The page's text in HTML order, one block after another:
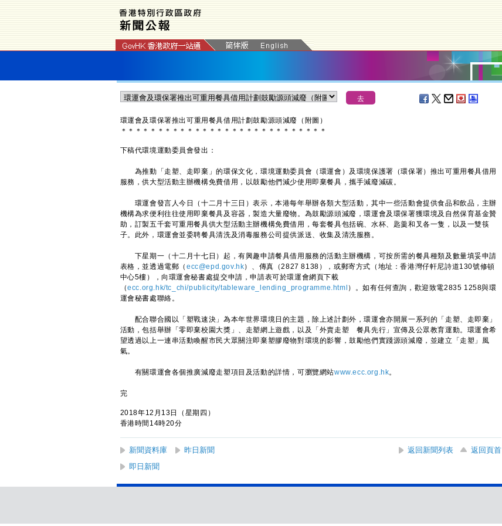
​環運會及環保署推出可重用餐具借用計劃鼓勵源頭減廢（附圖）
＊ ＊ ＊ ＊ ＊ ＊ ＊ ＊ ＊ ＊ ＊ ＊ ＊ ＊ ＊ ＊ ＊ ＊ ＊ ＊ ＊ ＊ ＊ ＊ ＊ ＊ ＊ ＊
下稿代環境運動委員會發出：
為推動「走塑、走即棄」的環保文化，環境運動委員會（環運會）及環境保護署（環保署）推出可重用餐具借用
服務，供大型活動主辦機構免費借用，以鼓勵他們減少使用即棄餐具，攜手減廢減碳。
環運會發言人今日（十二月十三日）表示，本港每年舉辦各類大型活動，其中一些活動會提供食品和飲品，主辦
機構為求便利往往使用即棄餐具及容器，製造大量廢物。為鼓勵源頭減廢，環運會及環保署獲環境及自然保育基金贊
助，訂製五千套可重用餐具供大型活動主辦機構免費借用，每套餐具包括碗、水杯、匙羹和叉各一隻，以及一雙筷
子。此外，環運會並委聘餐具清洗及消毒服務公司提供派送、收集及清洗服務。
下星期一（十二月十七日）起，有興趣申請餐具借用服務的活動主辦機構，可按所需的餐具種類及數量填妥申請
表格，並透過電郵（ ecc@epd.gov.hk）、傳真（2827 8138），或郵寄方式（地址：香港灣仔軒尼詩道130號修頓
中心5樓），向環運會秘書處提交申請，申請表可於環運會網頁下載
（ecc.org.hk/tc_chi/publicity/tableware_lending_programme.html ）。如有任何查詢，歡迎致電2835 1258與環
運會秘書處聯絡。
配合聯合國以「塑戰速決」為本年世界環境日的主題，除上述計劃外，環運會亦開展一系列的「走塑、走即棄」
活動，包括舉辦「零即棄校園大獎」、走塑網上遊戲，以及「外賣走塑 餐具先行」宣傳及公眾教育運動。環運會希
望透過以上一連串活動喚醒市民大眾關注即棄塑膠廢物對環境的影響，鼓勵他們實踐源頭減廢，並建立「走塑」風
氣。
有關環運會各個推廣減廢走塑項目及活動的詳情，可瀏覽網站www.ecc.org.hk。
完
2018年12月13日（星期四）
香港時間14時20分
新聞資料庫 昨日新聞 返回新聞列表
返回頁首
即日新聞